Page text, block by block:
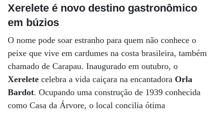
Xerelete é novo destino gastronômico
em búzios
O nome pode soar estranho para quem não conhece o
peixe que vive em cardumes na costa brasileira, também
chamado de Carapau. Inaugurado em outubro, o
Xerelete celebra a vida caiçara na encantadora Orla
Bardot. Ocupando uma construção de 1939 conhecida
como Casa da Árvore, o local concilia ótima